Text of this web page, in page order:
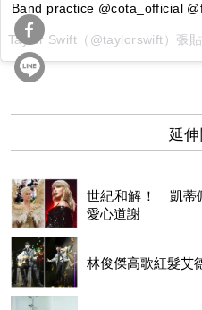
Band practice @cota_official
Taylor Swift（@taylorswift）張
延
世紀和解！ 凱蒂
愛心道謝
林俊傑高歌紅髮